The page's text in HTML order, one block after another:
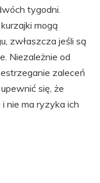
tygodni.
mogą
zwłaszcza jeśli są
Niezależnie od
zaleceń
się, że
nie ma ryzyka ich